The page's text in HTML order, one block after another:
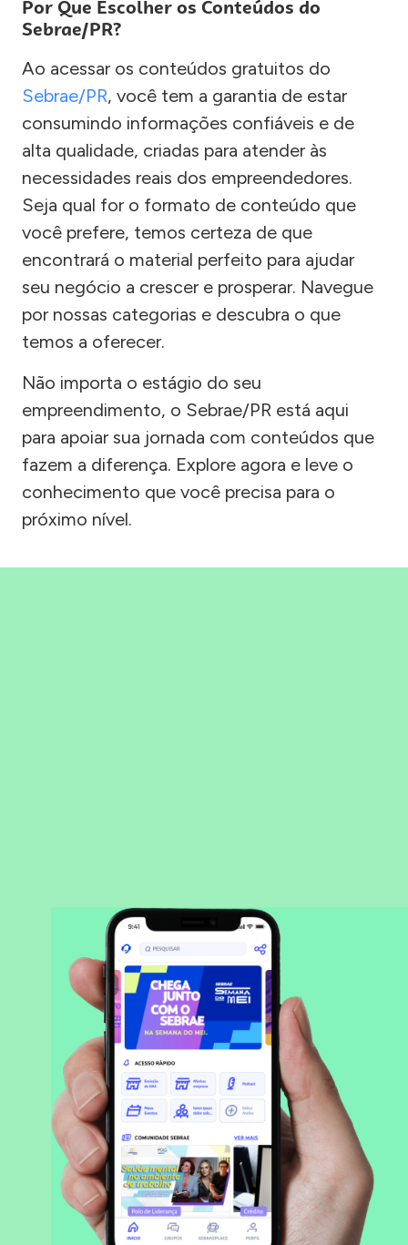
Por Que Escolher os Conteúdos do
Sebrae/PR?
Ao acessar os conteúdos gratuitos do
Sebrae/PR, você tem a garantia de estar
consumindo informações confiáveis e de
alta qualidade, criadas para atender às
necessidades reais dos empreendedores.
Seja qual for o formato de conteúdo que
você prefere, temos certeza de que
encontrará o material perfeito para ajudar
seu negócio a crescer e prosperar. Navegue
por nossas categorias e descubra o que
temos a oferecer.
Não importa o estágio do seu
empreendimento, o Sebrae/PR está aqui
para apoiar sua jornada com conteúdos que
fazem a diferença. Explore agora e leve o
conhecimento que você precisa para o
próximo nível.